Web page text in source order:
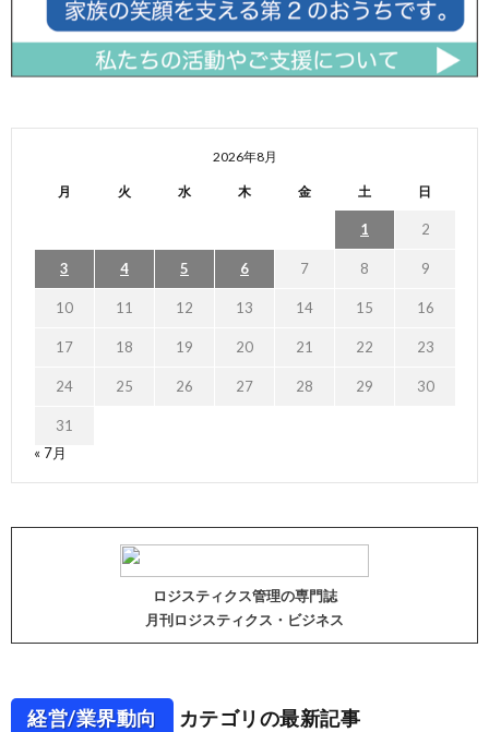
2026年8月
月 火 水 木 金 土 日
1 2
3 4 5 6 7 8 9
10 11 12 13 14 15 16
17 18 19 20 21 22 23
24 25 26 27 28 29 30
31
« 7月
ロジスティクス管理の専門誌
月刊ロジスティクス・ビジネス
経営/業界動向 カテゴリの最新記事